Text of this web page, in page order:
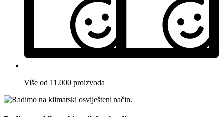
Više od 11.000 proizvoda